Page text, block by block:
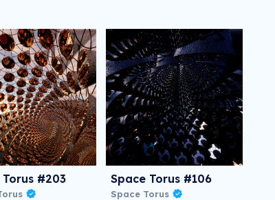
Torus #203 Space Torus #106
Space Torus